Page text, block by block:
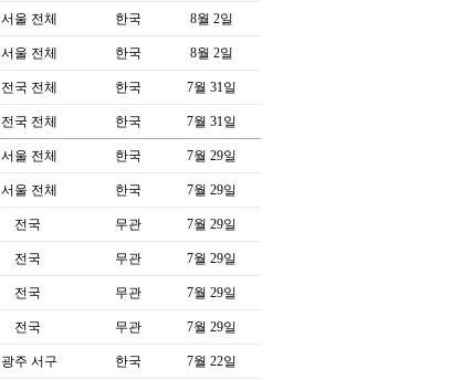
서울 전체 한국 8월 2일
서울 전체 한국 8월 2일
전국 전체 한국 7월 31일
전국 전체 한국 7월 31일
서울 전체 한국 7월 29일
서울 전체 한국 7월 29일
전국 무관 7월 29일
전국 무관 7월 29일
전국 무관 7월 29일
전국 무관 7월 29일
광주 서구 한국 7월 22일